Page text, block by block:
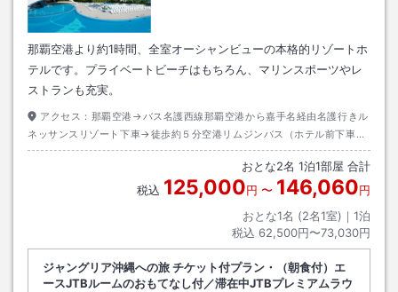
那覇空港より約1時間、全室オーシャンビューの本格的リゾートホ
テルです。プライベートビーチはもちろん、マリンスポーツやレ
ストランも充実。
アクセス： 那覇空港→バス名護西線那覇空港から嘉手名経由名護行きル
ネッサンスリゾート下車→徒歩約５分空港リムジンバス（ホテル前下車）
／沖縄エアポートシャトル
おとな2名 1泊1部屋 合計
税込 125,000円 〜 146,060円
おとな1名 (2名1室)｜ 1泊
税込 62,500円〜73,030円
ジャングリア沖縄への旅 チケット付プラン・（朝食付）エ
ースJTBルームのおもてなし付／滞在中JTBプレミアムラウ